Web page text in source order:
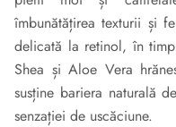
îmbunătățirea texturii și
delicată la retinol, în
Shea și Aloe Vera
susține bariera naturală
senzației de uscăciune.